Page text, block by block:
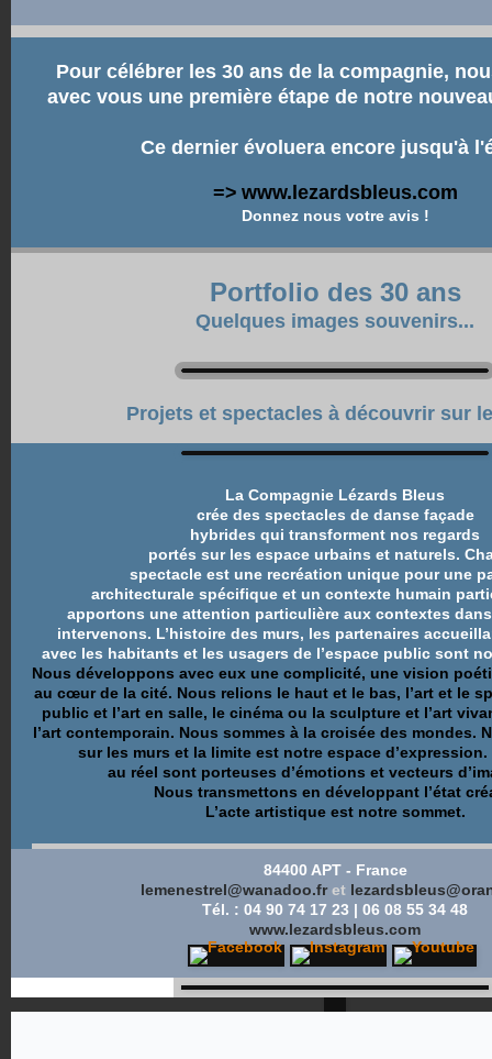
Pour célébrer les 30 ans de la compagnie,
avec vous une première étape de notre
Ce dernier évoluera encore jusqu'à
=> www.lezardsbleus.com
Donnez nous votre avis !
Portfolio des 30 ans
Quelques images souvenirs...
Projets et spectacles à découvrir sur
La Compagnie Lézards Bleus
crée des spectacles de danse façade
hybrides qui transforment nos regards
portés sur les espace urbains et naturels.
spectacle est une recréation unique pour une
architecturale spécifique et un contexte humain
apportons une attention particulière aux contextes
intervenons. L’histoire des murs, les partenaires
avec les habitants et les usagers de l’espace public sont
Nous développons avec eux une complicité, une vision
au cœur de la cité. Nous relions le haut et le bas, l’art et le
public et l’art en salle, le cinéma ou la sculpture et l’art
l’art contemporain. Nous sommes à la croisée des mondes.
sur les murs et la limite est notre espace
au réel sont porteuses d’émotions et vecteurs
Nous transmettons en développant l’état
L’acte artistique est notre sommet.
84400 APT - France
lemenestrel@wanadoo.fr et
Tél. : 04 90 74 17 23 | 06 08 55 34 48
www.lezardsbleus.com